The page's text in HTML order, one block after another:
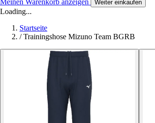
Weiter einkaufen
Loading...
Startseite
/ Trainingshose Mizuno Team BGRB